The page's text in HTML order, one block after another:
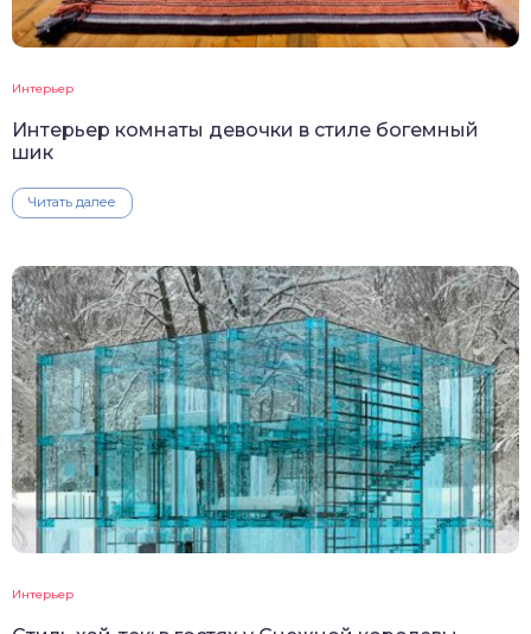
Интерьер
Интерьер комнаты девочки в стиле богемный
шик
Читать далее
Интерьер